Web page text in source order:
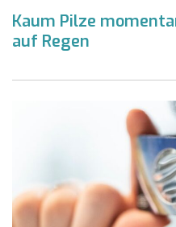
Kaum Pilze
auf Regen